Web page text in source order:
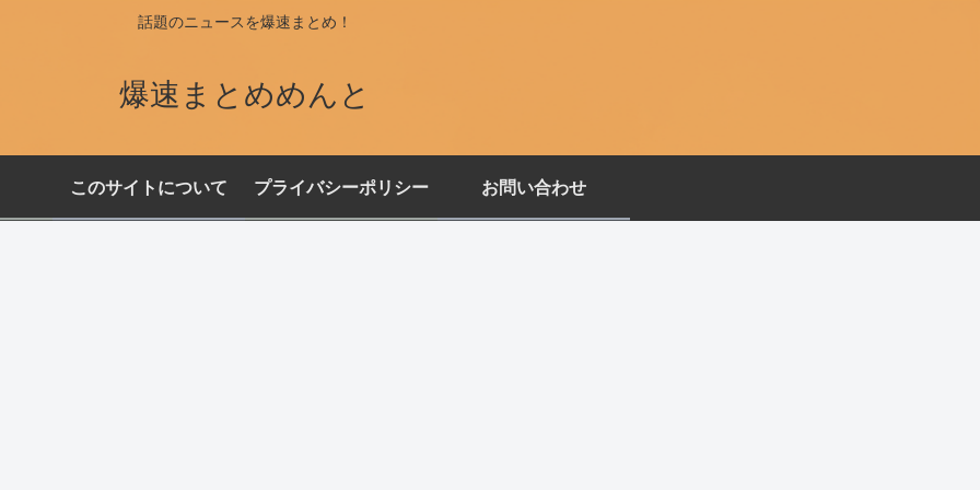
話題のニュースを爆速まとめ！
爆速まとめめんと
このサイトについて プライバシーポリシー お問い合わせ